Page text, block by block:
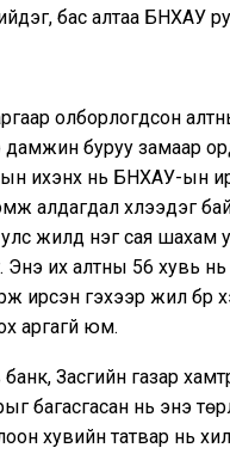
бас алтаа БНХАУ
олборлогдсон
дамжин буруу замаар
ихэнх нь БНХАУ-ын
алдагдал хүлээдэг
жилд нэг сая шахам
Энэ их алтны 56 хувь
ирсэн гэхээр жил бүр
аргагүй юм.
Засгийн газар
багасгасан нь энэ
хувийн татвар нь